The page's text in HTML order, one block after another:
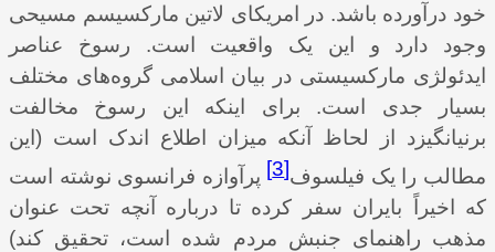
خود درآورده باشد. در امریکای لاتین مارکسیسم مسیحی
وجود دارد و این یک واقعیت است. رسوخ عناصر
ایدئولژی مارکسیستی در بیان اسلامی گروه‌های مختلف
بسیار جدی است. برای اینکه این رسوخ مخالفت
برنیانگیزد از لحاظ آنکه میزان اطلاع اندک است (این
مطالب را یک فیلسوف[3]
پرآوازه فرانسوی نوشته است
که اخیراً بایران سفر کرده تا درباره آنچه تحت عنوان
مذهب راهنمای جنبش مردم شده است، تحقیق کند)